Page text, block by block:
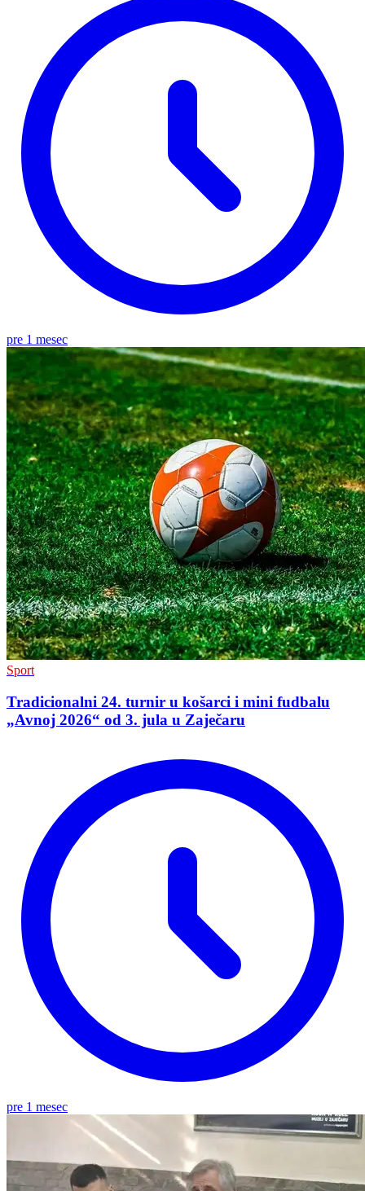
pre 1 mesec
Sport
Tradicionalni 24. turnir u košarci i mini fudbalu
„Avnoj 2026“ od 3. jula u Zaječaru
pre 1 mesec